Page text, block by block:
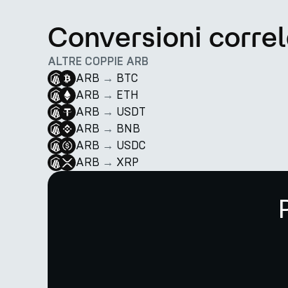
Conversioni
ALTRE COPPIE ARB
ARB → BTC
ARB → ETH
ARB → USDT
ARB → BNB
ARB → USDC
ARB → XRP